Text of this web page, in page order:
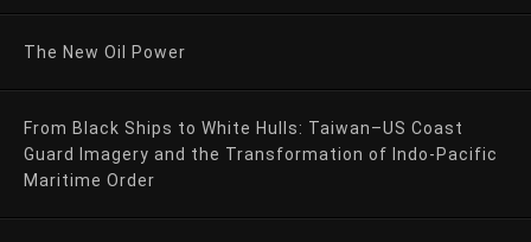
The New Oil Power
From Black Ships to White Hulls: Taiwan–US Coast
Guard Imagery and the Transformation of Indo-Pacific
Maritime Order